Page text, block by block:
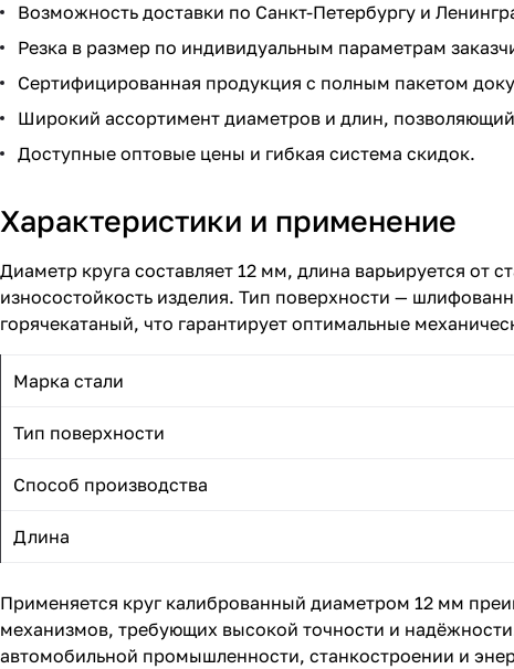
Возможность доставки по Санкт-Петербургу и
Резка в размер по индивидуальным параметрам
Сертифицированная продукция с полным пакетом
Широкий ассортимент диаметров и длин,
Доступные оптовые цены и гибкая система скидок.
Характеристики и применение
Диаметр круга составляет 12 мм, длина варьируется от
износостойкость изделия. Тип поверхности —
горячекатаный, что гарантирует оптимальные
Марка стали
Тип поверхности
Способ производства
Длина
Применяется круг калиброванный диаметром 12 мм
механизмов, требующих высокой точности и
автомобильной промышленности, станкостроении и